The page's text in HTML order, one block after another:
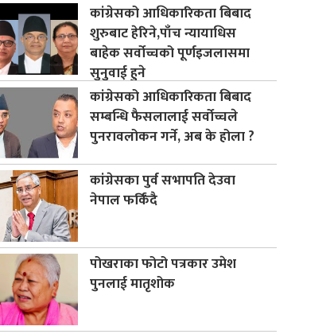
कांग्रेसको आधिकारिकता बिबाद
शुरुबाट हेरिने,पाँच न्यायाधिस
बाहेक सर्वोच्चको पूर्णइजलासमा
सुनुवाई हुने
कांग्रेसको आधिकारिकता बिबाद
सम्बन्धि फैसलालाई सर्वोच्चले
पुनरावलोकन गर्ने, अब के होला ?
कांग्रेसका पुर्व सभापति देउवा
नेपाल फर्किंदै
पोखराका फोटो पत्रकार उमेश
पुनलाई मातृशोक